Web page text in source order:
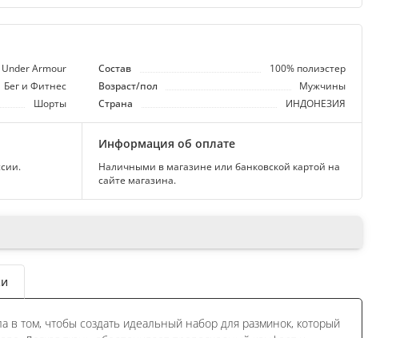
Under Armour Состав
100% полиэстер
Бег и Фитнес Возраст/пол
Мужчины
Шорты Страна ИНДОНЕЗИЯ
Информация об оплате
Наличными в магазине или банковской картой на
сайте магазина.
в том, чтобы создать идеальный набор для разминок, который